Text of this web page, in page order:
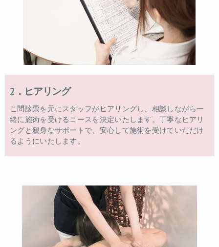
2．ヒアリング
こ問診票を元にスタッフがヒアリングし、相談しながら一
緒に施術を受けるコースを決定いたします。丁寧なヒアリ
ングと親身なサポートで、安心して施術を受けていただけ
るようにいたします。